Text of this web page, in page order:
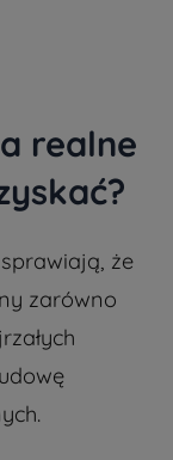
realne
że
zarówno